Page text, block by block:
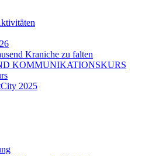
Kraniche zu falten
KOMMUNIKATIONSKURS
2025